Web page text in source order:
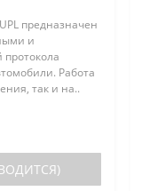
предназначен
и
Работа
так и на..